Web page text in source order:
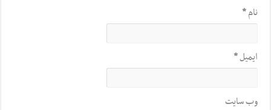
نام*
ایمیل*
وب‌ سایت